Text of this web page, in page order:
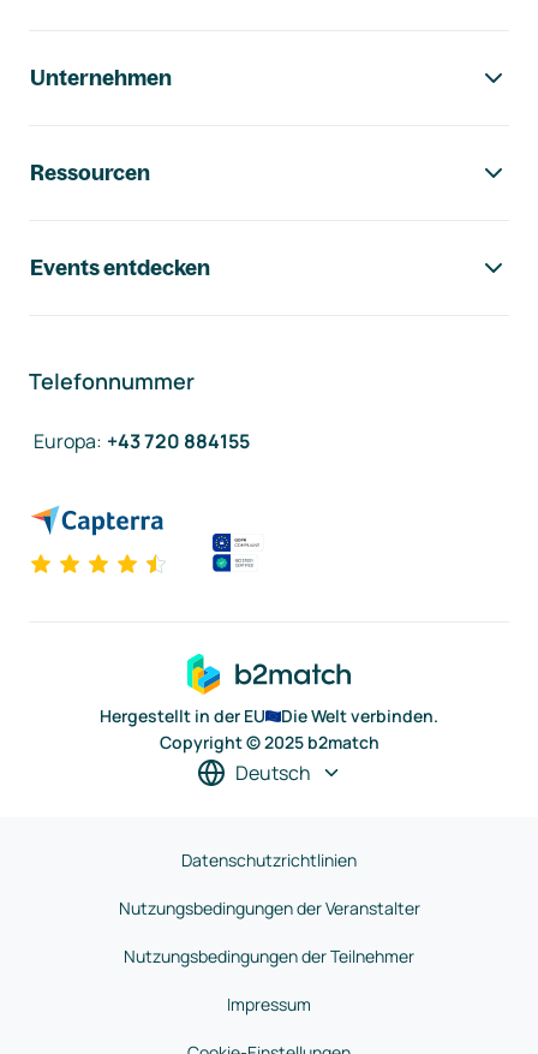
Unternehmen
Ressourcen
Events entdecken
Telefonnummer
Europa: +43 720 884155
Hergestellt in der EU
Die Welt verbinden.
Copyright © 2025 b2match
Deutsch
Datenschutzrichtlinien
Nutzungsbedingungen der Veranstalter
Nutzungsbedingungen der Teilnehmer
Impressum